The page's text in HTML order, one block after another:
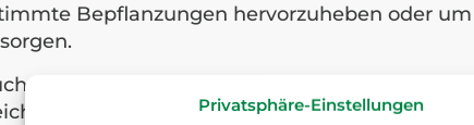
Privatsphäre-Einstellungen
Bepflanzungen hervorzuheben oder
Lampen und Klingelanlagen von
Im Hinblick auf moderne